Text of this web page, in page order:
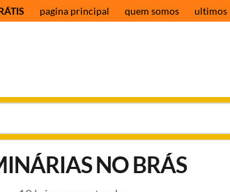
pagina principal quem somos ultimos
NO BRÁS